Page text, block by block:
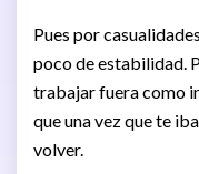
Pues por
poco de estabilidad.
trabajar fuera como
que una vez que te
volver.